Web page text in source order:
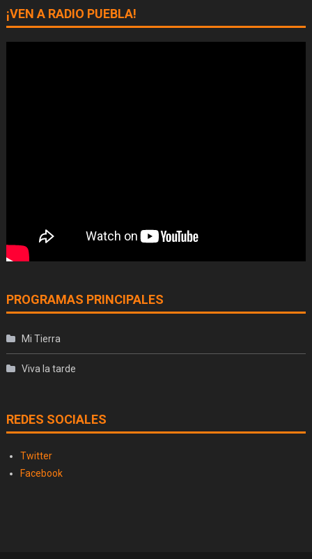
¡VEN A RADIO PUEBLA!
PROGRAMAS PRINCIPALES
Mi Tierra
Viva la tarde
REDES SOCIALES
Twitter
Facebook